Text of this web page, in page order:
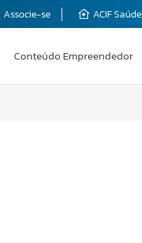
Associe-se ACIF Saúde
Conteúdo Empreendedor